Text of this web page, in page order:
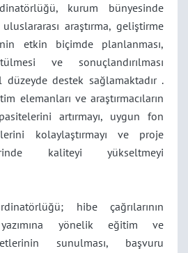
kurum bünyesinde
araştırma, geliştirme
etkin biçimde planlanması,
ve sonuçlandırılması
düzeyde destek sağlamaktadır .
elemanları ve araştırmacıların
artırmayı, uygun fon
kolaylaştırmayı ve proje
kaliteyi yükseltmeyi
hibe çağrılarının
yönelik eğitim ve
sunulması, başvuru